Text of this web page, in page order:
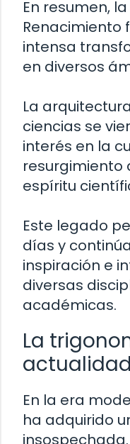
En resumen,
Renacimiento
intensa
en diversos
La
ciencias se
interés en la
resurgimiento
espíritu
Este legado
días y
inspiración e
diversas
académicas.
La
actualidad
En la era
ha adquirido
insospechada.